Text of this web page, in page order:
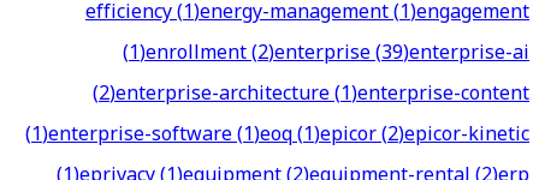
efficiency(1)energy-management(1)engagement
(1)enrollment(2)enterprise(39)enterprise-ai
(2)enterprise-architecture(1)enterprise-content
(1)enterprise-software(1)eoq(1)epicor(2)epicor-kinetic